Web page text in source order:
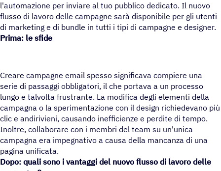
l'automazione per inviare al tuo pubblico dedicato. Il nuovo
flusso di lavoro delle campagne sarà disponibile per gli utenti
di marketing e di bundle in tutti i tipi di campagne e designer.
Prima: le sfide
Creare campagne email spesso significava compiere una
serie di passaggi obbligatori, il che portava a un processo
lungo e talvolta frustrante. La modifica degli elementi della
campagna o la sperimentazione con il design richiedevano più
clic e andirivieni, causando inefficienze e perdite di tempo.
Inoltre, collaborare con i membri del team su un'unica
campagna era impegnativo a causa della mancanza di una
pagina unificata.
Dopo: quali sono i vantaggi del nuovo flusso di lavoro delle